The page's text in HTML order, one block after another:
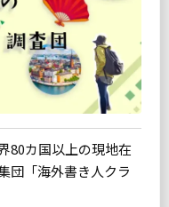
80カ国以上の現地在
団「海外書き人クラ